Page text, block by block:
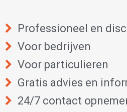
Professioneel en
Voor bedrijven
Voor particulieren
Gratis advies en
24/7 contact